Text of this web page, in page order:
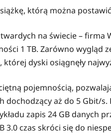
którą można
na świecie – firma
1 TB. Zarówno wygląd
dyski osiągnęły
pojemnością,
aż do 5 Gbit/
zapis 24 GB danych
czas skróci się do